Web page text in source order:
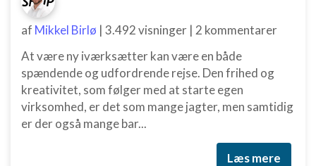
af Mikkel Birlø | 3.492 visninger | 2 kommentarer
At være ny iværksætter kan være en både
spændende og udfordrende rejse. Den frihed og
kreativitet, som følger med at starte egen
virksomhed, er det som mange jagter, men samtidig
er der også mange bar...
Læs mere